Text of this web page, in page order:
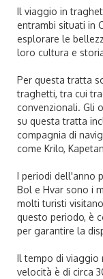
Il viaggio in
entrambi situati in
esplorare le
loro cultura e
Per questa tratta
traghetti, tra cui
convenzionali. Gli
su questa tratta
compagnia di
come Krilo,
I periodi dell'anno
Bol e Hvar sono i
molti turisti
questo periodo, è
per garantire la
Il tempo di
velocità è di circa